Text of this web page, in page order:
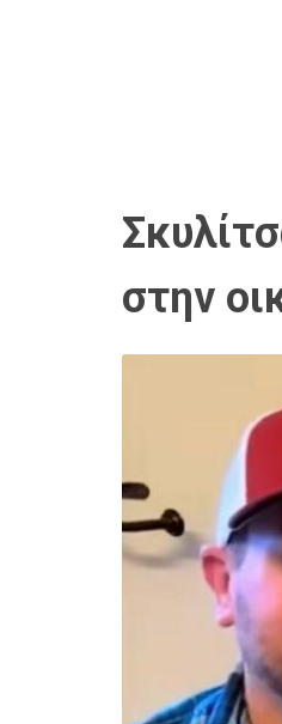
στην